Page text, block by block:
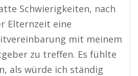
Schwierigkeiten, nach
Elternzeit eine
mit meinem
zu treffen. Es fühlte
als würde ich ständig